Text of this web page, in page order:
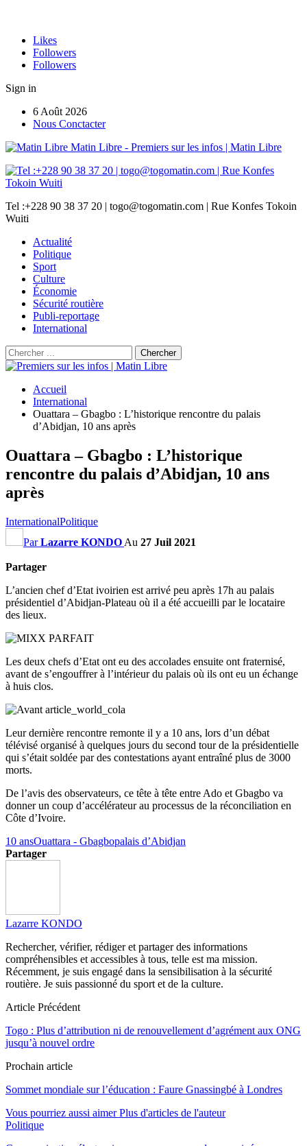
Likes
Followers
Followers
Sign in
6 Août 2026
Nous Conctacter
Matin Libre - Premiers sur les infos | Matin Libre
Tel :+228 90 38 37 20 | togo@togomatin.com | Rue Konfes Tokoin
Wuiti
Actualité
Politique
Sport
Culture
Économie
Sécurité routière
Publi-reportage
International
Accueil
International
Ouattara – Gbagbo : L’historique rencontre du palais
d’Abidjan, 10 ans après
Ouattara – Gbagbo : L’historique
rencontre du palais d’Abidjan, 10 ans
après
InternationalPolitique
ParLazarre KONDO Au 27 Juil 2021
Partager
L’ancien chef d’Etat ivoirien est arrivé peu après 17h au palais
présidentiel d’Abidjan-Plateau où il a été accueilli par le locataire
des lieux.
Les deux chefs d’Etat ont eu des accolades ensuite ont fraternisé,
avant de s’engouffrer à l’intérieur du palais où ils ont eu un échange
à huis clos.
Leur dernière rencontre remonte il y a 10 ans, lors d’un débat
télévisé organisé à quelques jours du second tour de la présidentielle
qui s’était soldée par des contestations ayant entraîné plus de 3000
morts.
De l’avis des observateurs, ce tête à tête entre Ado et Gbagbo va
donner un coup d’accélérateur au processus de la réconciliation en
Côte d’Ivoire.
10 ansOuattara - Gbagbopalais d’Abidjan
Partager
Lazarre KONDO
Rechercher, vérifier, rédiger et partager des informations
compréhensibles et accessibles à tous, telle est ma mission.
Récemment, je suis engagé dans la sensibilisation à la sécurité
routière. Je suis passionné du sport et de la culture.
Article Précédent
Togo : Plus d’attribution ni de renouvellement d’agrément aux ONG
jusqu’à nouvel ordre
Prochain article
Sommet mondiale sur l’éducation : Faure Gnassingbé à Londres
Vous pourriez aussi aimer Plus d'articles de l'auteur
Politique